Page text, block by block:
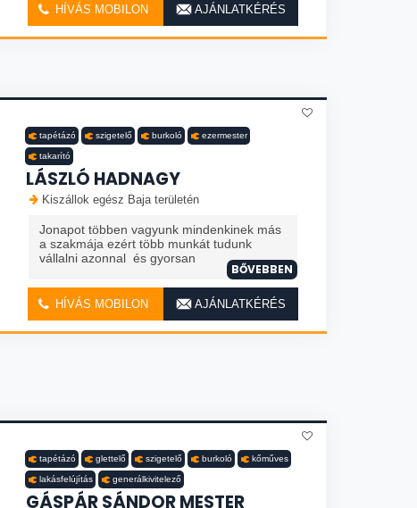
HÍVÁS MOBILON AJÁNLATKÉRÉS
tapétázó szigetelő burkoló ezermester
takarító
LÁSZLÓ HADNAGY
Kiszállok egész Baja területén
Jonapot többen vagyunk mindenkinek más
a szakmája ezért több munkát tudunk
vállalni azonnal és gyorsan
BŐVEBBEN
HÍVÁS MOBILON AJÁNLATKÉRÉS
tapétázó glettelő szigetelő burkoló kőműves
lakásfelújítás generálkivitelező
GÁSPÁR SÁNDOR MESTER